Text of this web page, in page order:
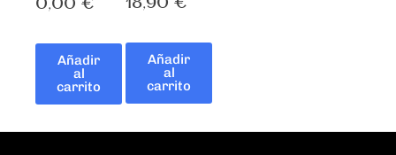
0,00 €
Añadir
al
carrito
18,90 €
Añadir
al
carrito